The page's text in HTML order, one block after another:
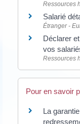
Ressources
Salarié
Étranger -
Déclarer
vos
Ressources
Pour en savoir
La